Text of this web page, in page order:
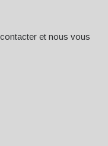
et nous vous